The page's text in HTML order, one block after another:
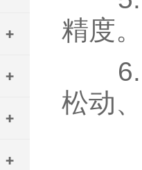
精度。
6.定
松动